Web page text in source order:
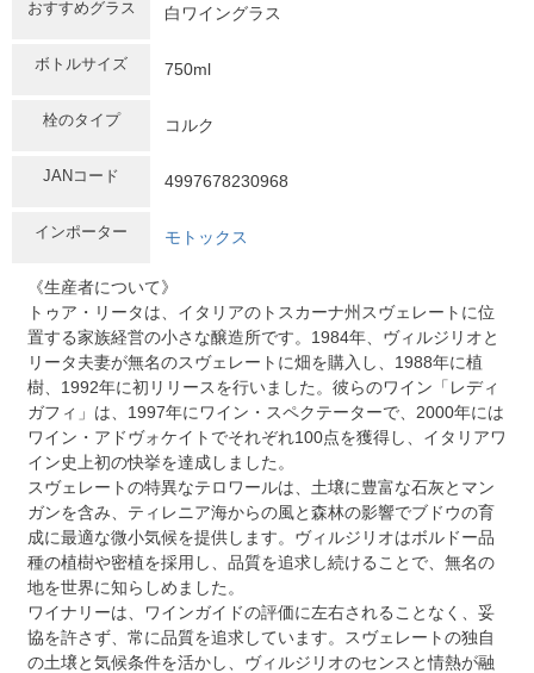
おすすめグラス 白ワイングラス
ボトルサイズ 750ml
栓のタイプ コルク
JANコード 4997678230968
インポーター モトックス
《生産者について》
トゥア・リータは、イタリアのトスカーナ州スヴェレートに位
置する家族経営の小さな醸造所です。1984年、ヴィルジリオと
リータ夫妻が無名のスヴェレートに畑を購入し、1988年に植
樹、1992年に初リリースを行いました。彼らのワイン「レディ
ガフィ」は、1997年にワイン・スペクテーターで、2000年には
ワイン・アドヴォケイトでそれぞれ100点を獲得し、イタリアワ
イン史上初の快挙を達成しました。
スヴェレートの特異なテロワールは、土壌に豊富な石灰とマン
ガンを含み、ティレニア海からの風と森林の影響でブドウの育
成に最適な微小気候を提供します。ヴィルジリオはボルドー品
種の植樹や密植を採用し、品質を追求し続けることで、無名の
地を世界に知らしめました。
ワイナリーは、ワインガイドの評価に左右されることなく、妥
協を許さず、常に品質を追求しています。スヴェレートの独自
の土壌と気候条件を活かし、ヴィルジリオのセンスと情熱が融